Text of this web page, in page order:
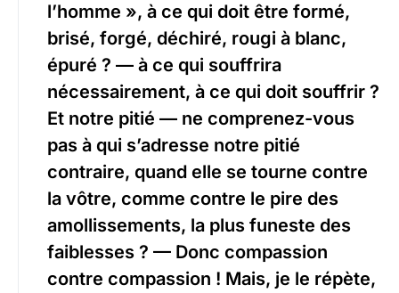
l’homme », à ce qui doit être formé,
brisé, forgé, déchiré, rougi à blanc,
épuré ? — à ce qui souffrira
nécessairement, à ce qui doit souffrir ?
Et notre pitié — ne comprenez-vous
pas à qui s’adresse notre pitié
contraire, quand elle se tourne contre
la vôtre, comme contre le pire des
amollissements, la plus funeste des
faiblesses ? — Donc compassion
contre compassion ! Mais, je le répète,